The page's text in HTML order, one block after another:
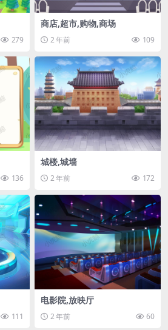
279
商店,超市,购物,商场
2 年前 109
136
城楼,城墙
2 年前 172
111
电影院,放映厅
2 年前 60